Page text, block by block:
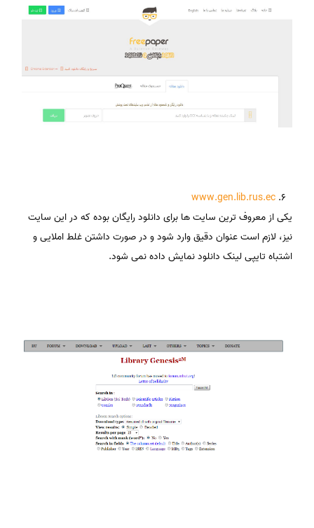
www.gen.lib.rus.ec
یکی از معروف ترین سایت ها برای دانلود رایگان بوده که در این سایت
نیز، لازم است عنوان دقیق وارد شود و در صورت داشتن غلط املایی و
اشتباه تایپی لینک دانلود نمایش داده نمی شود.